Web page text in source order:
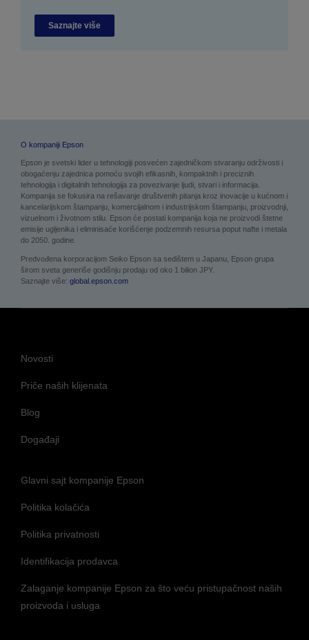
Saznajte više
O kompaniji Epson
Epson je svetski lider u tehnologiji posvećen zajedničkom stvaranju održivosti i
obogaćenju zajednica pomoću svojih efikasnih, kompaktnih i preciznih
tehnologija i digitalnih tehnologija za povezivanje ljudi, stvari i informacija.
Kompanija se fokusira na rešavanje društvenih pitanja kroz inovacije u kućnom i
kancelarijskom štampanju, komercijalnom i industrijskom štampanju, proizvodnji,
vizuelnom i životnom stilu. Epson će postati kompanija koja ne proizvodi štetne
emisije ugljenika i eliminisaće korišćenje podzemnih resursa poput nafte i metala
do 2050. godine.
Predvođena korporacijom Seiko Epson sa sedištem u Japanu, Epson grupa
širom sveta generiše godišnju prodaju od oko 1 bilion JPY.
Saznajte više: global.epson.com
Novosti
Priče naših klijenata
Blog
Događaji
Glavni sajt kompanije Epson
Politika kolačića
Politika privatnosti
Identifikacija prodavca
Zalaganje kompanije Epson za što veću pristupačnost naših
proizvoda i usluga